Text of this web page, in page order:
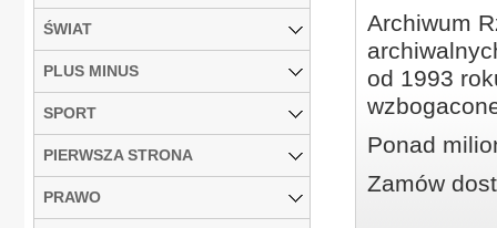
Archiwum
od 1993
Ponad
Zamów
ŚWIAT
PLUS MINUS
SPORT
PIERWSZA STRONA
PRAWO